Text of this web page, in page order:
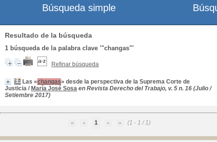
Resultado de la búsqueda
1 búsqueda de la palabra clave '"changas"'
Refinar búsqueda
Las «changas» desde la perspectiva de la Suprema Corte de
Justicia / María José Sosa en Revista Derecho del Trabajo, v. 5 n. 16 (Julio /
Setiembre 2017)
1 (1 - 1 / 1)
Búsqueda simple